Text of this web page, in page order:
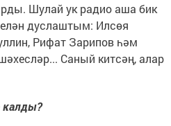
Шулай ук радио аша бик
дуслаштым: Илсөя
Рифат Зарипов һәм
Саный китсәң, алар
калды?